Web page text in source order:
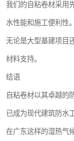
我们的自粘卷材采用
水性能和施工便利性。
无论是大型基建项目
材料支持。
结语
自粘卷材以其卓越的
已成为现代建筑防水
在广东这样的湿热气